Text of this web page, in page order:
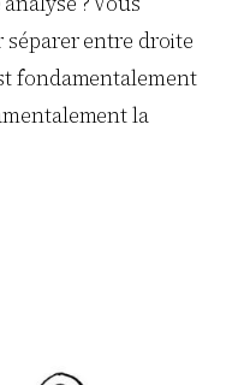
entre droite
fondamentalement
la